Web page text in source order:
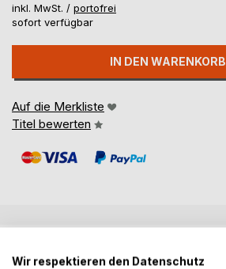
inkl. MwSt. / portofrei
sofort verfügbar
IN DEN WARENKORB
Auf die Merkliste
Titel bewerten
Wir respektieren den Datenschutz